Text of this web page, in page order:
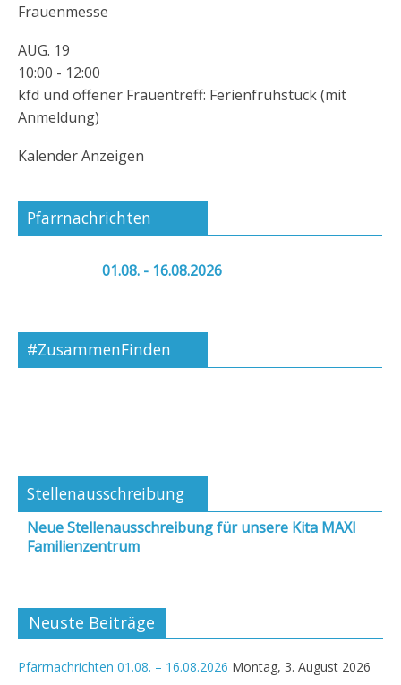
Frauenmesse
AUG. 19
10:00 - 12:00
kfd und offener Frauentreff: Ferienfrühstück (mit
Anmeldung)
Kalender Anzeigen
Pfarrnachrichten
01.08. - 16.08.2026
#ZusammenFinden
Stellenausschreibung
Neue Stellenausschreibung für unsere Kita MAXI
Familienzentrum
Neuste Beiträge
Pfarrnachrichten 01.08. – 16.08.2026 Montag, 3. August 2026